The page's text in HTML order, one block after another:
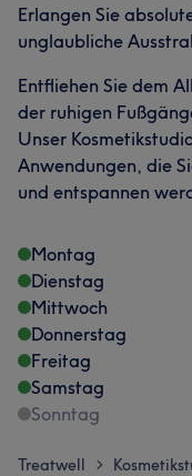
Erlangen Sie
unglaubliche
Entfliehen Sie dem
der ruhigen
Unser
Anwendungen, die
und entspannen
Montag
Dienstag
Mittwoch
Donnerstag
Freitag
Samstag
Sonntag
Treatwell >